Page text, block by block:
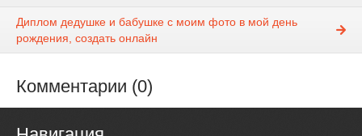
Диплом дедушке и бабушке с моим фото в мой день
рождения, создать онлайн
Комментарии (0)